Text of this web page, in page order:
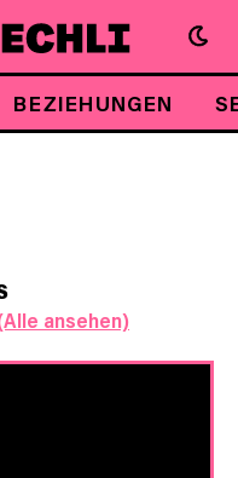
BEZIEHUNGEN
ansehen)